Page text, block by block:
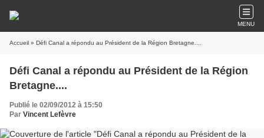
MENU
Accueil » Défi Canal a répondu au Président de la Région Bretagne....
Défi Canal a répondu au Président de la Région
Bretagne....
Publié le 02/09/2012 à 15:50
Par Vincent Lefèvre